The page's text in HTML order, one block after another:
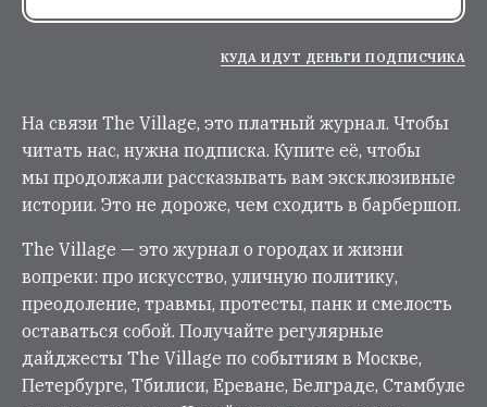
КУДА ИДУТ ДЕНЬГИ ПОДПИСЧИКА
На связи The Village, это платный журнал. Чтобы
читать нас, нужна подписка. Купите её, чтобы
мы продолжали рассказывать вам эксклюзивные
истории. Это не дороже, чем сходить в барбершоп.
The Village — это журнал о городах и жизни
вопреки: про искусство, уличную политику,
преодоление, травмы, протесты, панк и смелость
оставаться собой. Получайте регулярные
дайджесты The Village по событиям в Москве,
Петербурге, Тбилиси, Ереване, Белграде, Стамбуле